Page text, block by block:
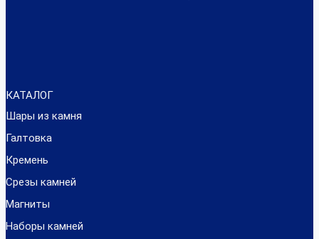
КАТАЛОГ
Шары из камня
Галтовка
Кремень
Срезы камней
Магниты
Наборы камней